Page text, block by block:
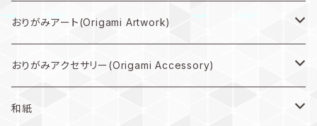
中型作品プラン
小型作品プラン
折り図PDF(PDF Download)
折り図キット(with material)
おりがみアート(Origami Artwork)
壁掛け(Wall hanging artwork)
色紙(art)
おりがみアクセサリー(Origami Accessory)
ピアス(earring)
和紙